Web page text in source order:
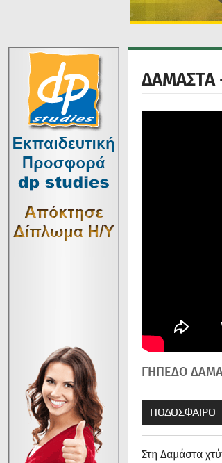
ΓΗΠΕΔΟ
ΠΟΔΟΣΦΑΙΡΟ
Στη Δαμάστα